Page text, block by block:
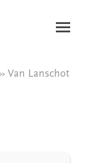
» Van Lanschot